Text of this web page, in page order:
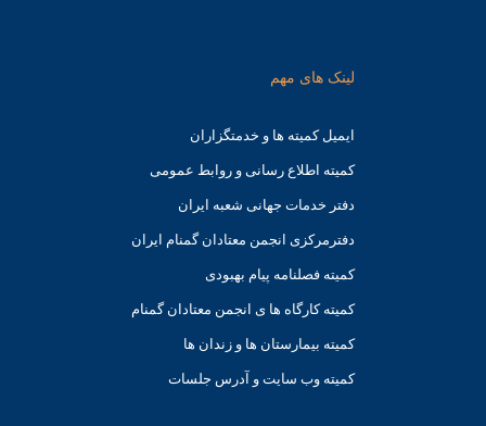
لینک های مهم
ایمیل کمیته ها و خدمتگزاران
کميته اطلاع رسانی و روابط عمومی
دفتر خدمات جهانی شعبه ايران
دفترمرکزی انجمن معتادان گمنام ایران
کمیته فصلنامه پیام بهبودی
کمیته کارگاه ها ی انجمن معتادان گمنام
کمیته بیمارستان ها و زندان ها
کمیته وب سایت و آدرس جلسات